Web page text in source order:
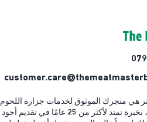
هي متجرك الموثوق لخدمات جزارة اللحوم
الحلال في الإمارات، بخبرة تمتد لأكثر من 25 عامًا في تقديم أجود